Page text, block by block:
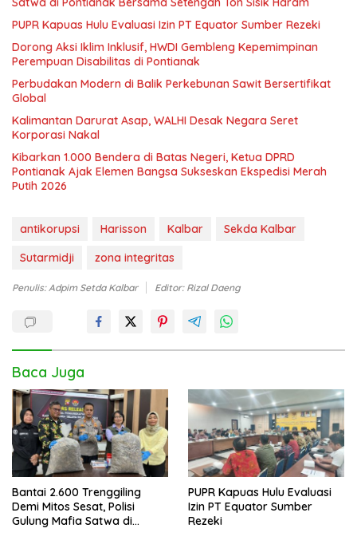
PUPR Kapuas Hulu Evaluasi Izin PT Equator Sumber Rezeki
Dorong Aksi Iklim Inklusif, HWDI Gembleng Kepemimpinan
Perempuan Disabilitas di Pontianak
Perbudakan Modern di Balik Perkebunan Sawit Bersertifikat
Global
Kalimantan Darurat Asap, WALHI Desak Negara Seret
Korporasi Nakal
Kibarkan 1.000 Bendera di Batas Negeri, Ketua DPRD
Pontianak Ajak Elemen Bangsa Sukseskan Ekspedisi Merah
Putih 2026
antikorupsi Harisson Kalbar
Sekda Kalbar
Sutarmidji
zona integritas
Penulis: Adpim Setda Kalbar Editor: Rizal Daeng
Baca Juga
Bantai 2.600 Trenggiling
Demi Mitos Sesat, Polisi
Gulung Mafia Satwa di
PUPR Kapuas Hulu Evaluasi
Izin PT Equator Sumber
Rezeki